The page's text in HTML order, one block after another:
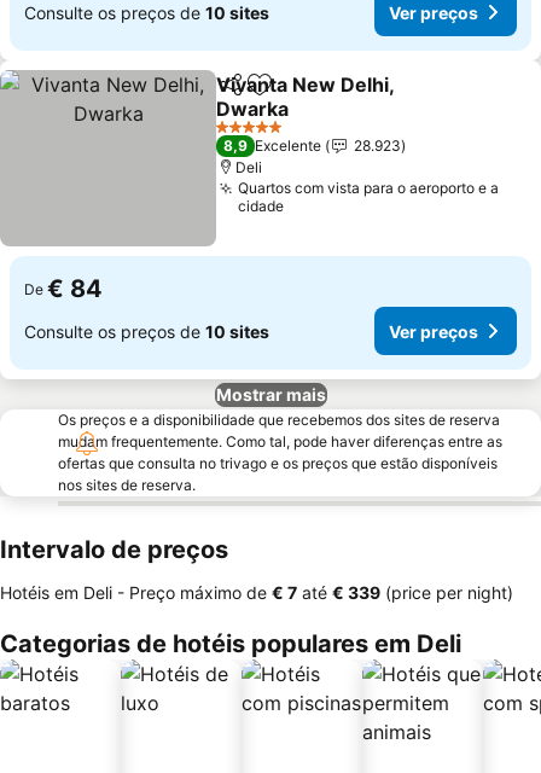
Consulte os preços de 10 sites Ver preços
PartilharAdicionar aos favoritos
Vivanta New Delhi,
Dwarka
Ver preços
5 Estrelas
8,9 Excelente
28.923
Deli
Quartos com vista para o aeroporto e a
cidade
De € 84
Consulte os preços de 10 sites Ver preços
Mostrar mais
Os preços e a disponibilidade que recebemos dos sites de reserva
mudam frequentemente. Como tal, pode haver diferenças entre as
ofertas que consulta no trivago e os preços que estão disponíveis
nos sites de reserva.
Intervalo de preços
Hotéis em Deli - Preço máximo de ‎€ 7 até ‎€ 339 (price per night)
Categorias de hotéis populares em Deli